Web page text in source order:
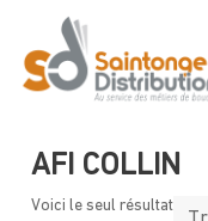
content
AFI COLLIN
Voici le seul résultat